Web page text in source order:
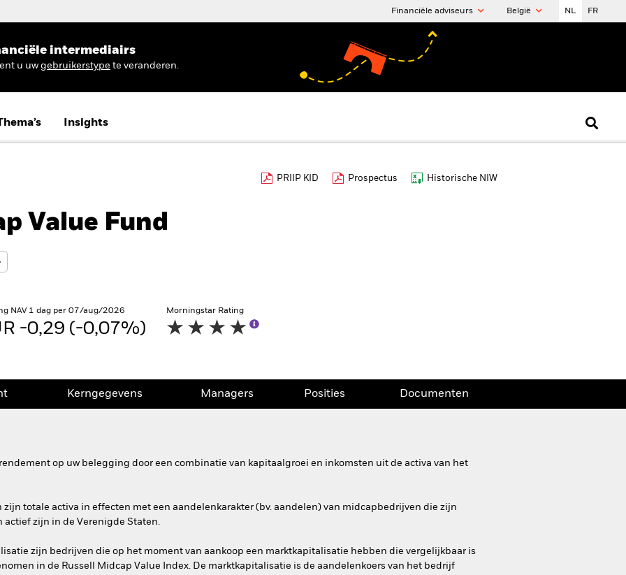
Financiële adviseurs België NL FR
intermediairs
u uw gebruikerstype te veranderen.
Insights
PRIIP KID Prospectus Historische NIW
Value Fund
NAV 1 dag per 07/aug/2026
-0,29 (-0,07%)
Morningstar Rating
Kerngegevens Managers Posities Documenten
op uw belegging door een combinatie van kapitaalgroei en inkomsten uit de activa van het
totale activa in effecten met een aandelenkarakter (bv. aandelen) van midcapbedrijven die zijn
zijn in de Verenigde Staten.
zijn bedrijven die op het moment van aankoop een marktkapitalisatie hebben die vergelijkbaar is
in de Russell Midcap Value Index. De marktkapitalisatie is de aandelenkoers van het bedrijf